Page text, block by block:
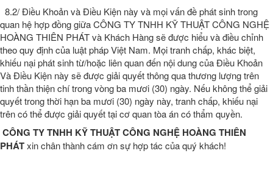
8.2/ Điều Khoản và Điều Kiện này và mọi vấn đề phát sinh trong
quan hệ hợp đồng giữa CÔNG TY TNHH KỸ THUẬT CÔNG NGHỆ
HOÀNG THIÊN PHÁT và Khách Hàng sẽ được hiểu và điều chỉnh
theo quy định của luật pháp Việt Nam. Mọi tranh chấp, khác biệt,
khiếu nại phát sinh từ/hoặc liên quan đến nội dung của Điều Khoản
Và Điều Kiện này sẽ được giải quyết thông qua thương lượng trên
tinh thần thiện chí trong vòng ba mươi (30) ngày. Nếu không thể giải
quyết trong thời hạn ba mươi (30) ngày này, tranh chấp, khiếu nại
trên có thể được giải quyết tại cơ quan tòa án có thẩm quyền.
CÔNG TY TNHH KỸ THUẬT CÔNG NGHỆ HOÀNG THIÊN
PHÁTxin chân thành cám ơn sự hợp tác của quý khách!